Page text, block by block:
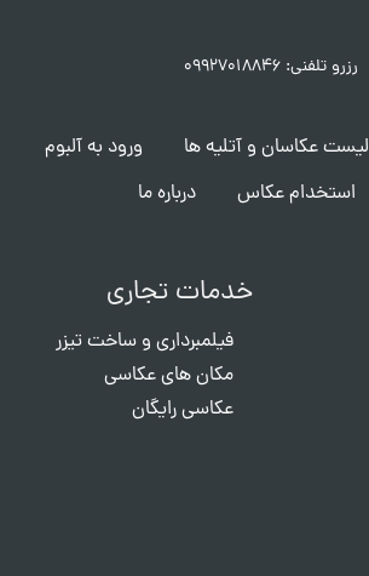
رزرو تلفنی: ۰۹۹۲۷۰۱۸۸۴۶
لیست عکاسان و آتلیه ها
ورود به آلبوم
استخدام عکاس
درباره ما
خدمات تجاری
فیلمبرداری و ساخت تیزر
مکان های عکاسی
عکاسی رایگان